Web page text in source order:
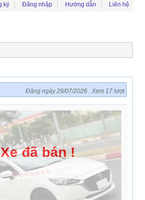
ký Đăng nhập Hướng dẫn Liên hệ
Đăng ngày 29/07/2026 . Xem 17 lượt
Xe đã bán !